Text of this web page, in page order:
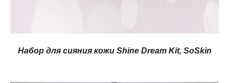
Набор для сияния кожи Shine Dream Kit, SoSkin